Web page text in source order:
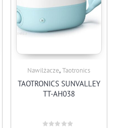
Nawilżacze,Taotronics
TAOTRONICS SUNVALLEY
TT-AH038